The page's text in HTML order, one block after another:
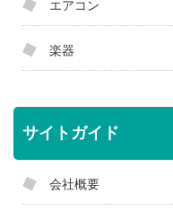
エアコン
楽器
サイトガイド
会社概要